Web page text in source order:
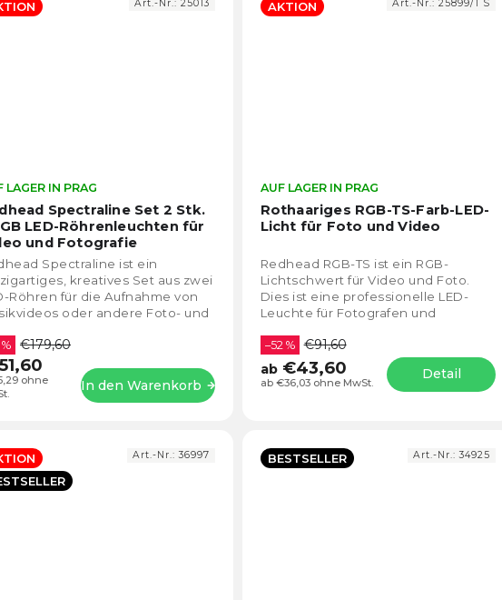
Spectraline Set 2 Stk.
LED-Röhrenleuchten für
und Fotografie
durchschnittliche
Produktbewertung
Sternen.
LAGER IN PRAG
ohne
% €179,60
In den Warenkorb
Spectraline ist ein
kreatives Set aus zwei
Röhren für die Aufnahme von
oder andere Foto- und
Set aus...
Art.-Nr.: 25013 AKTION
Rothaariges RGB-TS-Farb-LED-
Licht für Foto und Video
AUF LAGER IN PRAG
ab €36,03 ohne MwSt.
–52 %
€91,60
ab€43,60 Detail
Redhead RGB-TS ist ein RGB-
Lichtschwert für Video und Foto.
Dies ist eine professionelle LED-
Leuchte für Fotografen und
verschiedene RGB-Effekte.
Art.-Nr.:25899/1 S
Art.-Nr.:36997 BESTSELLER Art.-Nr.:34925